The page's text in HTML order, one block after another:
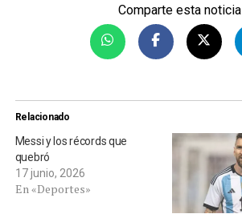
Comparte esta noticia
Relacionado
Messi y los récords que
quebró
17 junio, 2026
En «Deportes»